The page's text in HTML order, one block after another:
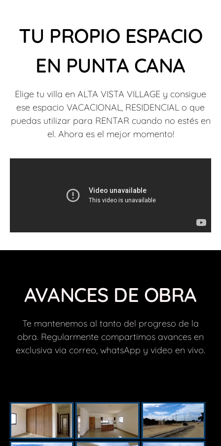
TU PROPIO ESPACIO
EN PUNTA CANA
Elige tu villa en ALTA VISTA VILLAGE y consigue
ese espacio VACACIONAL, RESIDENCIAL o que
puedas utilizar para RENTAR cuando no estés en
el. Ahora es el mejor momento!
AVANCES DE OBRA
Te mantenemos al tanto del progreso de la
obra. Regularmente compartimos avances en
exclusiva via correo, whatsApp y video en vivo.